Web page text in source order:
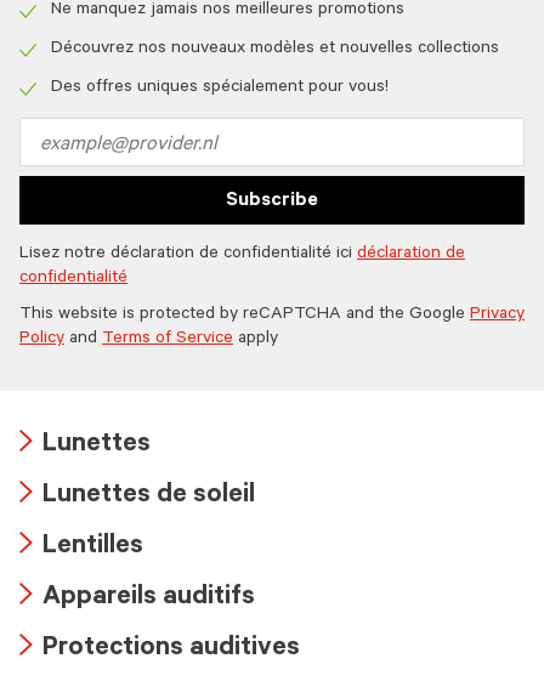
icon
Ne manquez jamais nos meilleures promotions
icon
Découvrez nos nouveaux modèles et nouvelles collections
Des offres uniques spécialement pour vous!
address
Subscribe
Lisez notre déclaration de confidentialité ici déclaration de
confidentialité
This website is protected by reCAPTCHA and the Google Privacy
Policy and Terms of Service apply
icon
Lunettes
icon
Lunettes de soleil
icon
Lentilles
icon
Appareils auditifs
Protections auditives